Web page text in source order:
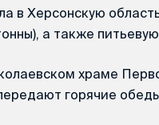
в Херсонскую
а также
храме
горячие